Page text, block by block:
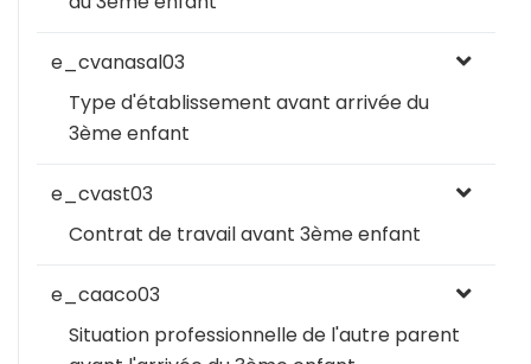
e_cvanasal03
Type d'établissement avant arrivée du
3ème enfant
e_cvast03
Contrat de travail avant 3ème enfant
e_caaco03
Situation professionnelle de l'autre parent